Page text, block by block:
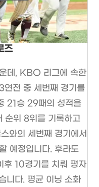
즈
데, KBO 리그에 속한
연전 중 세번째 경기를
21승 29패의 성적을
순위 8위를 기록하고
와의 세번째 경기에서
예정입니다. 후라도
10경기를 치뤄 평자
니다. 평균 이닝 소화